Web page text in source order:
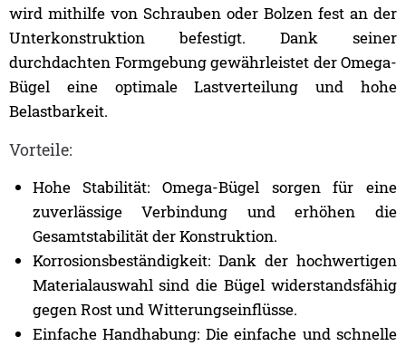
wird mithilfe von Schrauben oder Bolzen fest an der
Unterkonstruktion befestigt. Dank seiner
durchdachten Formgebung gewährleistet der Omega-
Bügel eine optimale Lastverteilung und hohe
Belastbarkeit.
Vorteile:
Hohe Stabilität: Omega-Bügel sorgen für eine
zuverlässige Verbindung und erhöhen die
Gesamtstabilität der Konstruktion.
Korrosionsbeständigkeit: Dank der hochwertigen
Materialauswahl sind die Bügel widerstandsfähig
gegen Rost und Witterungseinflüsse.
Einfache Handhabung: Die einfache und schnelle